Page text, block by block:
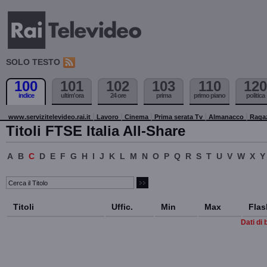
SOLO TESTO
100
indice
101
ultim'ora
102
24 ore
103
prima
110
primo piano
120
politica
www.servizitelevideo.rai.it Lavoro Cinema Prima serata Tv Almanacco
Titoli FTSE Italia All-Share
A B C D E F G H I J K L M N O P Q R S T U V W X Y
Titoli Uffic. Min Max
Dati di